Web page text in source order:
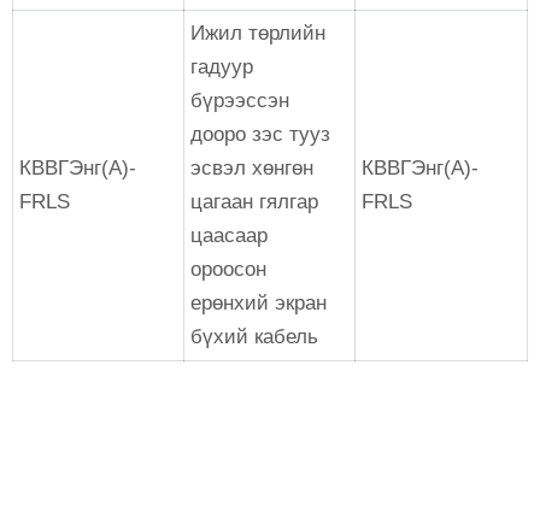
КВВГЭнг(А)-
FRLS
Ижил төрлийн
гадуур
бүрээссэн
дооро зэс тууз
эсвэл хөнгөн
цагаан гялгар
цаасаар
ороосон
ерөнхий экран
бүхий кабель
КВВГЭнг(А)-
FRLS